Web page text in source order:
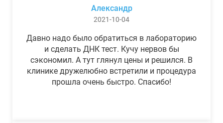
Александр
2021-10-04
Давно надо было обратиться в лабораторию
и сделать ДНК тест. Кучу нервов бы
сэкономил. А тут глянул цены и решился. В
клинике дружелюбно встретили и процедура
прошла очень быстро. Спасибо!